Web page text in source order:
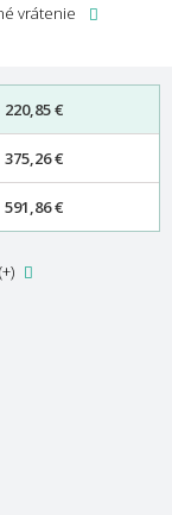
vrátenie
220,85 €
375,26 €
591,86 €
(+)